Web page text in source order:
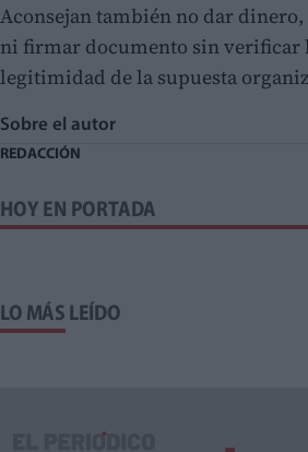
Aconsejan también no dar
ni firmar documento sin verificar
legitimidad de la supuesta
Sobre el autor
REDACCIÓN
HOY EN PORTADA
LO MÁS LEÍDO